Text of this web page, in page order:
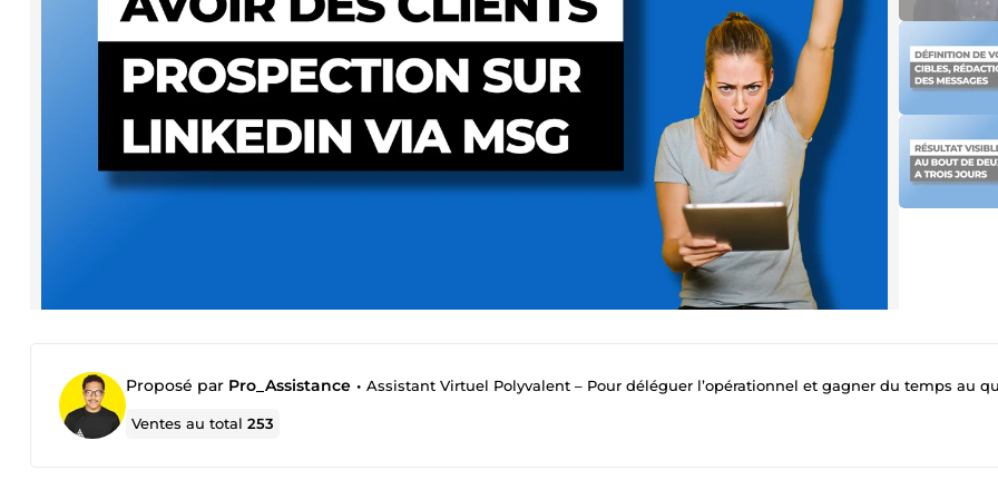
Proposé par Pro_Assistance • Assistant Virtuel Polyvalent – Pour déléguer l’opérationnel et gagner du temps au
Ventes au total253